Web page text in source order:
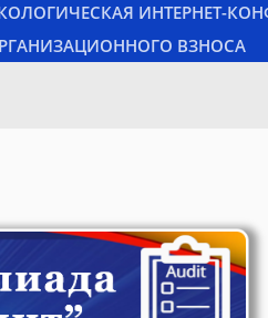
ИНТЕРНЕТ-
ВЗНОСА